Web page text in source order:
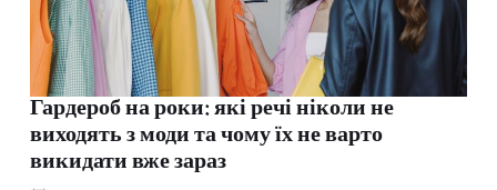
Гардероб на роки: які речі ніколи не
виходять з моди та чому їх не варто
викидати вже зараз